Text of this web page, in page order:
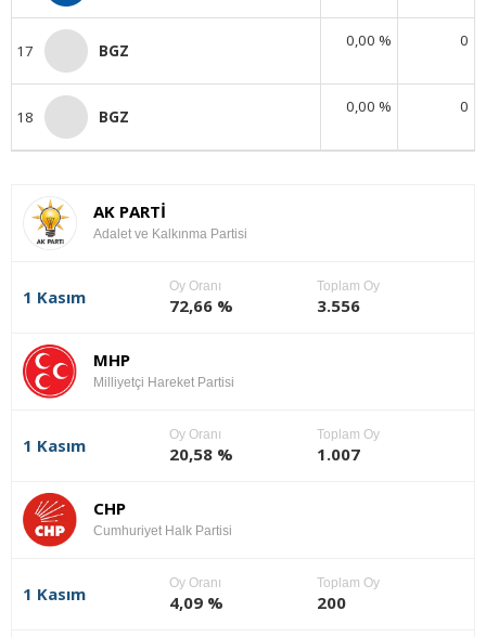
17 BGZ
0,00 % 0
18 BGZ
0,00 % 0
AK PARTİ
Adalet ve Kalkınma Partisi
1 Kasım
Oy Oranı
72,66 %
Toplam Oy
3.556
MHP
Milliyetçi Hareket Partisi
1 Kasım
Oy Oranı
20,58 %
Toplam Oy
1.007
CHP
Cumhuriyet Halk Partisi
1 Kasım
Oy Oranı
4,09 %
Toplam Oy
200